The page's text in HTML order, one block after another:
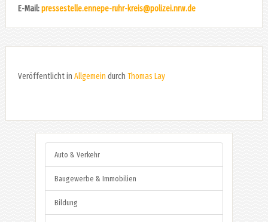
E-Mail:pressestelle.ennepe-ruhr-kreis@polizei.nrw.de
Veröffentlicht in Allgemein durch Thomas Lay
Auto & Verkehr
Baugewerbe & Immobilien
Bildung